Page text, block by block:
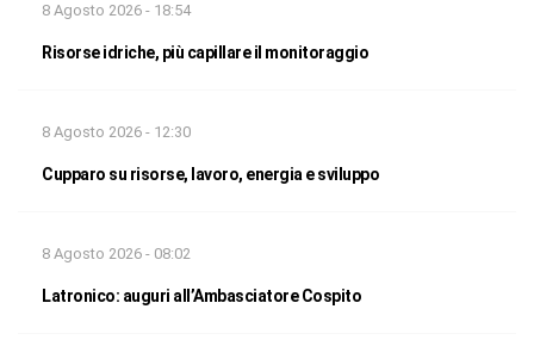
8 Agosto 2026 - 18:54
Risorse idriche, più capillare il monitoraggio
8 Agosto 2026 - 12:30
Cupparo su risorse, lavoro, energia e sviluppo
8 Agosto 2026 - 08:02
Latronico: auguri all’Ambasciatore Cospito